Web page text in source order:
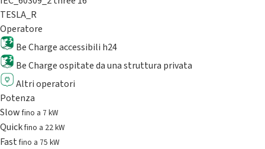
TESLA_R
Operatore
Be Charge accessibili h24
Be Charge ospitate da una struttura privata
Altri operatori
Potenza
Slowfino a 7 kW
Quickfino a 22 kW
Fastfino a 75 kW